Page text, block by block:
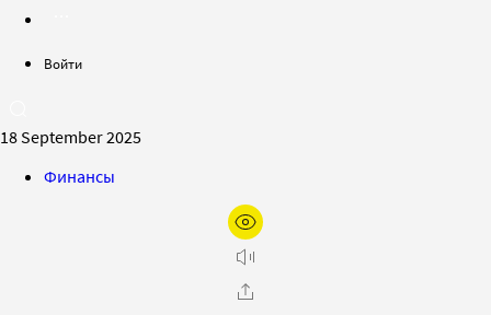
Войти
18 September 2025
Финансы